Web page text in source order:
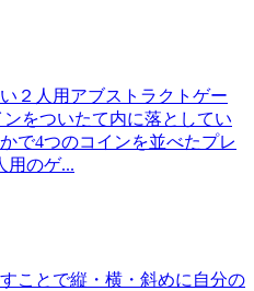
２人用アブストラクトゲー
をついたて内に落としてい
で4つのコインを並べたプレ
用のゲ...
ことで縦・横・斜めに自分の